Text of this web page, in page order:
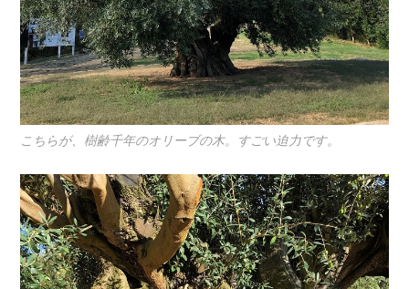
こちらが、樹齢千年のオリーブの木。すごい迫力です。